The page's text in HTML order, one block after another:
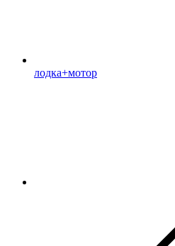
лодка+мотор